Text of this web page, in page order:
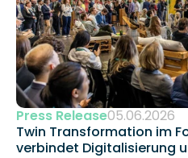
Press Release05.06.2026
Twin Transformation im
verbindet Digitalisierung